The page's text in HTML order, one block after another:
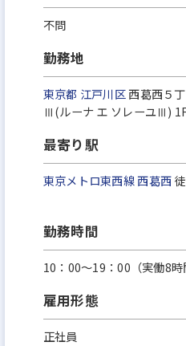
不問
勤務地
東京都 江戸川区西葛西５
Ⅲ(ルーナ エ ソレーユⅢ)
最寄り駅
東京メトロ東西線西葛西
勤務時間
10：00～19：00（実働8時
雇用形態
正社員